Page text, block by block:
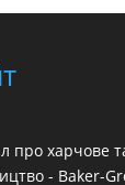
про харчове
- Baker-